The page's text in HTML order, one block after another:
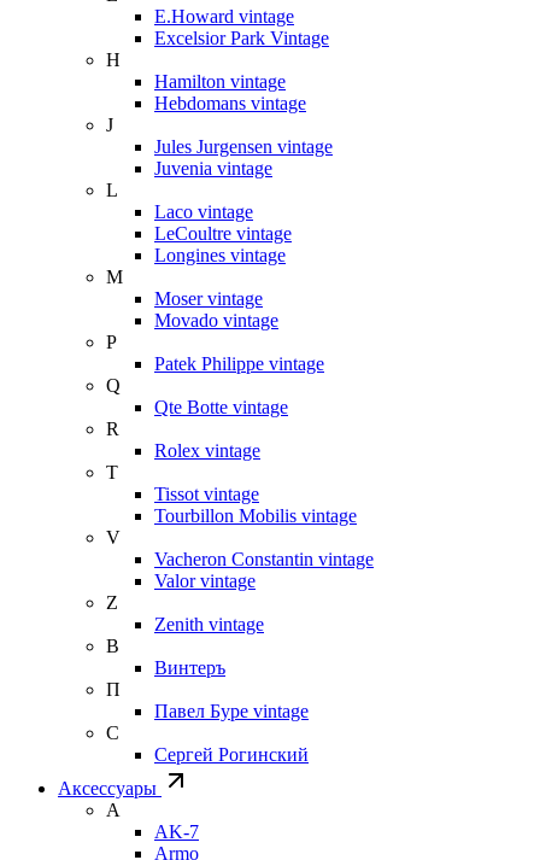
E.Howard vintage
Excelsior Park Vintage
H
Hamilton vintage
Hebdomans vintage
J
Jules Jurgensen vintage
Juvenia vintage
L
Laco vintage
LeCoultre vintage
Longines vintage
M
Moser vintage
Movado vintage
P
Patek Philippe vintage
Q
Qte Botte vintage
R
Rolex vintage
T
Tissot vintage
Tourbillon Mobilis vintage
V
Vacheron Constantin vintage
Valor vintage
Z
Zenith vintage
В
Винтеръ
П
Павел Буре vintage
С
Сергей Рогинский
Аксессуары
A
AK-7
Armo